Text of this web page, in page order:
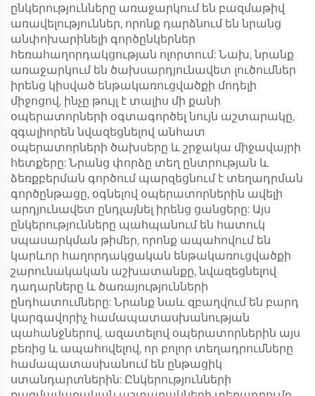
ընկերությունները առաջարկում են բազմաթիվ
առավելություններ, որոնք դարձնում են նրանց
անփոխարինելի գործընկերներ
հեռահաղորդակցության ոլորտում: Նախ, նրանք
առաջարկում են ծախսարդյունավետ լուծումներ
իրենց կիսված ենթակառուցվածքի մոդելի
միջոցով, ինչը թույլ է տալիս մի քանի
օպերատորների օգտագործել նույն աշտարակը,
զգալիորեն նվազեցնելով անհատ
օպերատորների ծախսերը և շրջակա միջավայրի
հետքերը: Նրանց փորձը տեղ ընտրության և
ձեռքբերման գործում պարզեցնում է տեղադրման
գործընթացը, օգնելով օպերատորներին ավելի
արդյունավետ ընդլայնել իրենց ցանցերը: Այս
ընկերությունները պահպանում են հատուկ
սպասարկման թիմեր, որոնք ապահովում են
կարևոր հաղորդակցական ենթակառուցվածքի
շարունակական աշխատանքը, նվազեցնելով
դադարները և ծառայությունների
ընդհատումները: Նրանք նաև զբաղվում են բարդ
կարգավորիչ համապատասխանության
պահանջներով, ազատելով օպերատորներին այս
բեռից և ապահովելով, որ բոլոր տեղադրումները
համապատասխանում են ընթացիկ
ստանդարտներին: Ընկերությունների